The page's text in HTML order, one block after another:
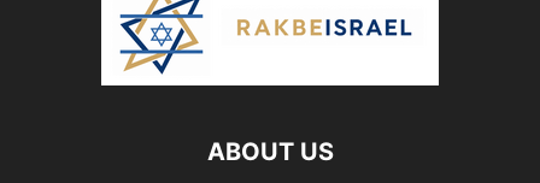
ABOUT US